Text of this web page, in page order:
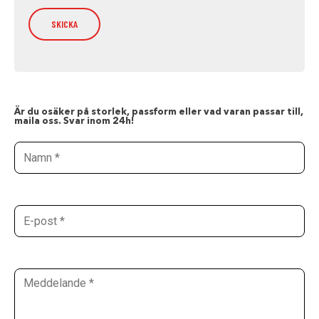
Är du osäker på storlek, passform eller vad varan passar till,
maila oss. Svar inom 24h!